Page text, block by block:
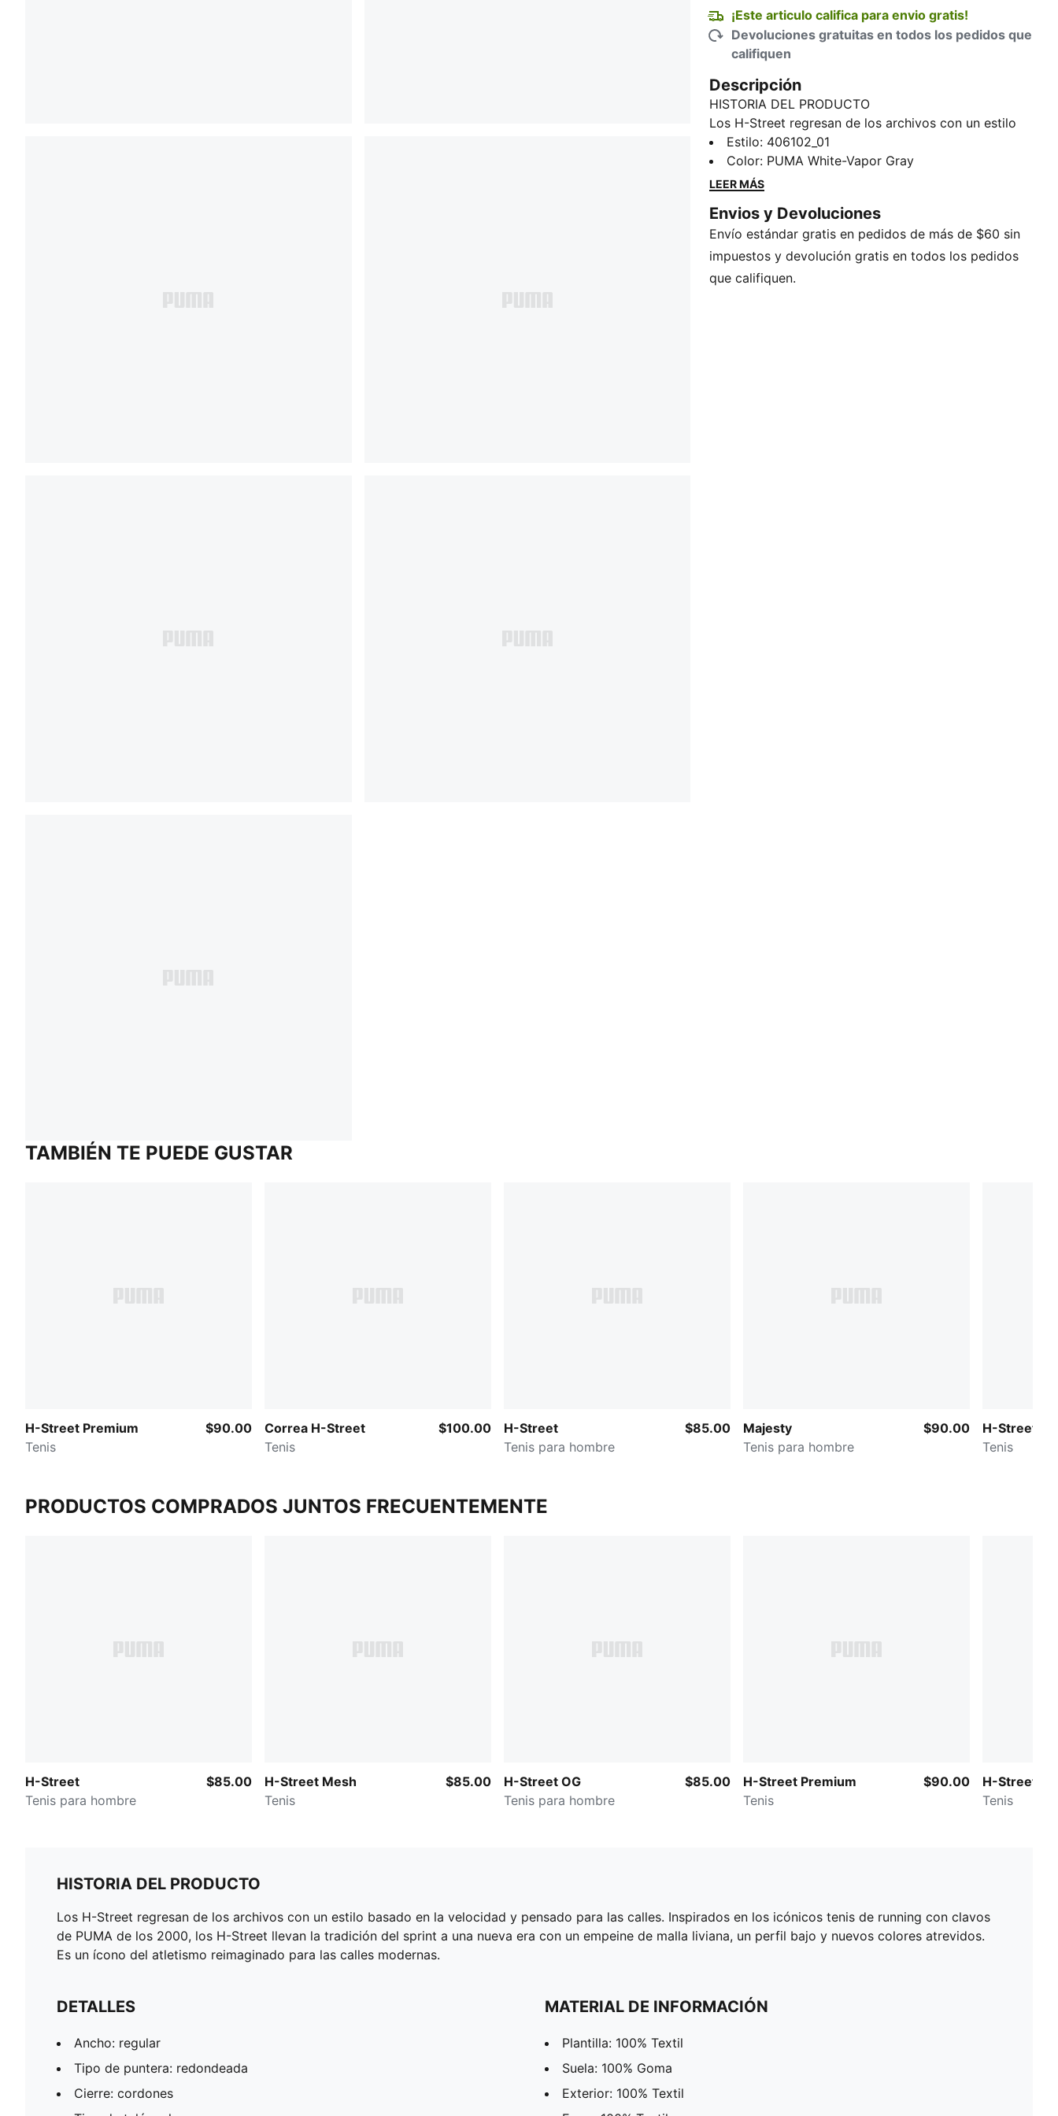
¡Este articulo califica para envio gratis!
Devoluciones gratuitas en todos los pedidos que
califiquen
Descripción
HISTORIA DEL PRODUCTO
Los H-Street regresan de los archivos con un estilo
basado en la velocidad y pensado para las calles.
Inspirados en los icónicos tenis de running con clavos
de PUMA de los 2000, los H-Street llevan la tradición
liviana, un perfil bajo y nuevos colores atrevidos. Es
un ícono del atletismo reimaginado para las calles
modernas.
DETALLES
Estilo: 406102_01
Color: PUMA White-Vapor Gray
LEER MÁS
Envios y Devoluciones
Envío estándar gratis en pedidos de más de $60 sin
impuestos y devolución gratis en todos los pedidos
que califiquen.
TAMBIÉN TE PUEDE GUSTAR
H-Street Premium
Tenis
$90.00
Correa H-Street
Tenis
$100.00
H-Street
Tenis para hombre
$85.00
Majesty
Tenis para hombre
$90.00
H-Street
Tenis
PRODUCTOS COMPRADOS JUNTOS FRECUENTEMENTE
H-Street
Tenis para hombre
$85.00
H-Street Mesh
Tenis
$85.00
H-Street OG
Tenis para hombre
$85.00
H-Street Premium
Tenis
$90.00
H-Street
Tenis
HISTORIA DEL PRODUCTO
Los H-Street regresan de los archivos con un estilo basado en la velocidad y pensado para las calles. Inspirados en los icónicos tenis de running con clavos
de PUMA de los 2000, los H-Street llevan la tradición del sprint a una nueva era con un empeine de malla liviana, un perfil bajo y nuevos colores atrevidos.
Es un ícono del atletismo reimaginado para las calles modernas.
DETALLES
Ancho: regular
Tipo de puntera: redondeada
Cierre: cordones
MATERIAL DE INFORMACIÓN
Plantilla: 100% Textil
Suela: 100% Goma
Exterior: 100% Textil